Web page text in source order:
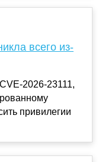
всего из-
2026-23111,
привилегии